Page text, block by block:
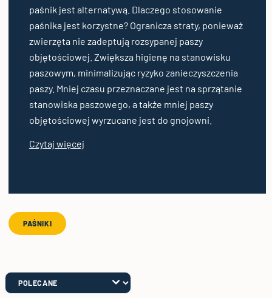
paśnik jest alternatywą. Dlaczego stosowanie
paśnika jest korzystne? Ogranicza straty, ponieważ
zwierzęta nie zadeptują rozsypanej paszy
objętościowej. Zwiększa higienę na stanowisku
paszowym, minimalizując ryzyko zanieczyszczenia
paszy. Mniej czasu przeznaczane jest na sprzątanie
stanowiska paszowego, a także mniej paszy
objętościowej wyrzucane jest do gnojowni.
Czytaj więcej
PAŚNIKI